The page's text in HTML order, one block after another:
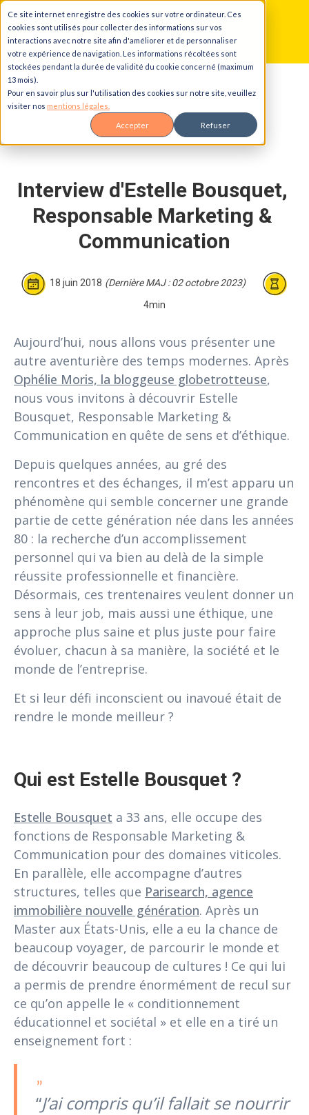
Ce site internet enregistre des cookies sur votre ordinateur. Ces
cookies sont utilisés pour collecter des informations sur vos
interactions avec notre site afin d'améliorer et de personnaliser
votre expérience de navigation. Les informations récoltées sont
stockées pendant la durée de validité du cookie concerné (maximum
13 mois).
Pour en savoir plus sur l'utilisation des cookies sur notre site, veuillez
visiter nos mentions légales.
Accepter Refuser
Aller au contenu principal
Aller à la navigation principale
Aller au pied de page
Accueil
Blog
Interview d'Estelle Bousquet, Responsable Marketing &
Communication
Interview d'Estelle Bousquet,
Responsable Marketing &
Communication
18 juin 2018 (Dernière MAJ : 02 octobre 2023)
4min
Aujourd’hui, nous allons vous présenter une
autre aventurière des temps modernes. Après
Ophélie Moris, la bloggeuse globetrotteuse,
nous vous invitons à découvrir Estelle
Bousquet, Responsable Marketing &
Communication en quête de sens et d’éthique.
Depuis quelques années, au gré des
rencontres et des échanges, il m’est apparu un
phénomène qui semble concerner une grande
partie de cette génération née dans les années
80 : la recherche d’un accomplissement
personnel qui va bien au delà de la simple
réussite professionnelle et financière.
Désormais, ces trentenaires veulent donner un
sens à leur job, mais aussi une éthique, une
approche plus saine et plus juste pour faire
évoluer, chacun à sa manière, la société et le
monde de l’entreprise.
Et si leur défi inconscient ou inavoué était de
rendre le monde meilleur ?
Qui est Estelle Bousquet ?
Estelle Bousquet a 33 ans, elle occupe des
fonctions de Responsable Marketing &
Communication pour des domaines viticoles.
En parallèle, elle accompagne d’autres
structures, telles que Parisearch, agence
immobilière nouvelle génération. Après un
Master aux États-Unis, elle a eu la chance de
beaucoup voyager, de parcourir le monde et
de découvrir beaucoup de cultures ! Ce qui lui
a permis de prendre énormément de recul sur
ce qu’on appelle le « conditionnement
éducationnel et sociétal » et elle en a tiré un
enseignement fort :
“J’ai compris qu’il fallait se nourrir